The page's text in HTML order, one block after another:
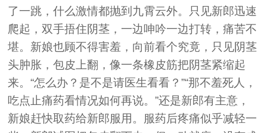
了一跳，什么激情都抛到九霄云外。只见新郎迅速
爬起，双手捂住阴茎，一边呻吟一边打转，痛苦不
堪。新娘也顾不得害羞，向前看个究竟，只见阴茎
头肿胀，包皮上翻，像一条橡皮筋把阴茎紧缩起
来。“怎么办？是不是请医生看看？”“那不羞死人，
吃点止痛药看情况如何再说。”还是新郎有主意，
新娘赶快取药给新郎服用。服药后疼痛似乎减轻一